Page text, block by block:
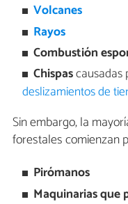
Volcanes
Rayos
Combustión
Chispascausadas
deslizamientos de
Sin embargo, la
forestales comienzan
Pirómanos
Maquinarias que